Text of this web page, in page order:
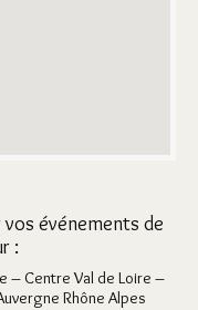
événements de
:
– Centre Val de Loire –
Rhône Alpes